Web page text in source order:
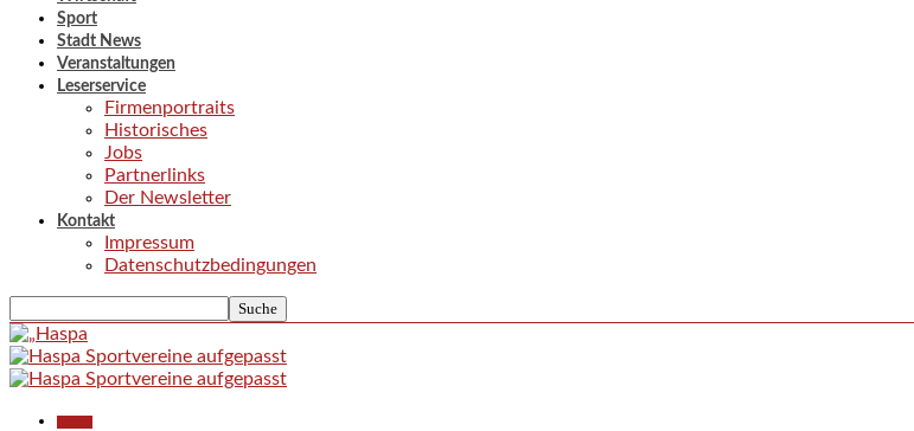
Sport
Stadt News
Veranstaltungen
Leserservice
Firmenportraits
Historisches
Jobs
Partnerlinks
Der Newsletter
Kontakt
Impressum
Datenschutzbedingungen